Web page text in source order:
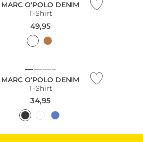
MARC O'POLO DENIM
T-Shirt
49,95
MARC O'POLO DENIM
T-Shirt
34,95